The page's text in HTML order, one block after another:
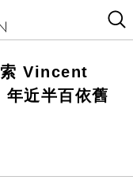
索 Vincent
近半百依舊